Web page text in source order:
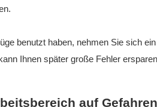
benutzt haben, nehmen Sie sich
Ihnen später große Fehler
auf